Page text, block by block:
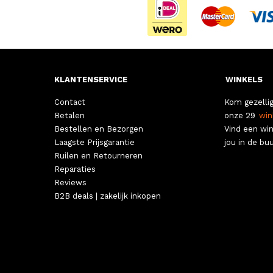
KLANTENSERVICE
Contact
Betalen
Bestellen en Bezorgen
Laagste Prijsgarantie
Ruilen en Retourneren
Reparaties
Reviews
B2B deals | zakelijk inkopen
WINKELS
Kom
onze 29
Vind een
jou in de